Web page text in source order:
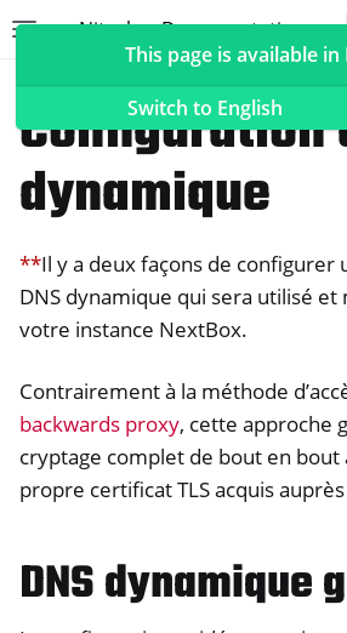
Nitrokey Documentation
navigation of NitroPad, NitroPC
navigation of NitroPhone, NitroTablet
navigation of NextBox
Configuration
dynamique
**Il y a deux façons de configurer
DNS dynamique qui sera utilisé et
votre instance NextBox.
Contrairement à la méthode
backwards proxy, cette approche
cryptage complet de bout en bout
propre certificat TLS acquis
DNS dynamique
This page is available in
Switch to English